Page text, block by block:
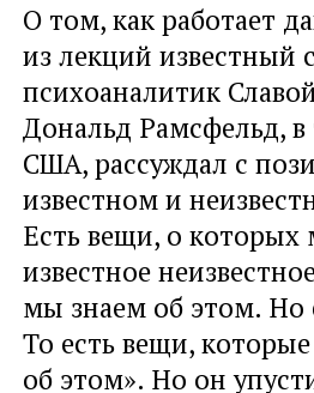
О том, как работает
из лекций известный
психоаналитик
Дональд Рамсфельд,
США, рассуждал с
известном и
Есть вещи, о которых
известное
мы знаем об этом. Но
То есть вещи,
об этом». Но он